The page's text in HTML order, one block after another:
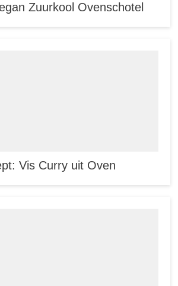
Zuurkool Ovenschotel
Vis Curry uit Oven